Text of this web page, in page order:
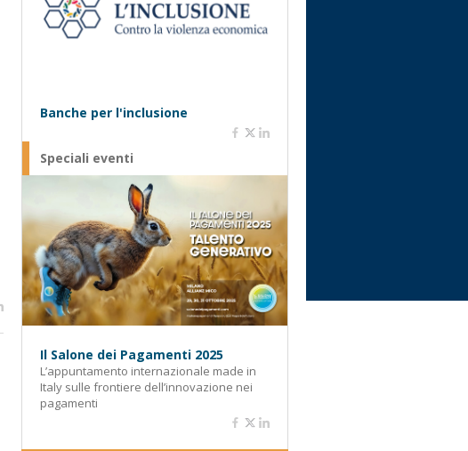
Banche per l'inclusione
Speciali eventi
Il Salone dei Pagamenti 2025
L’appuntamento internazionale made in
Italy sulle frontiere dell’innovazione nei
pagamenti